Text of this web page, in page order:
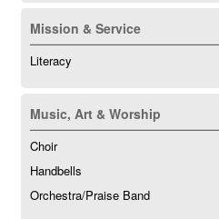
Mission & Service
Literacy
Music, Art & Worship
Choir
Handbells
Orchestra/Praise Band